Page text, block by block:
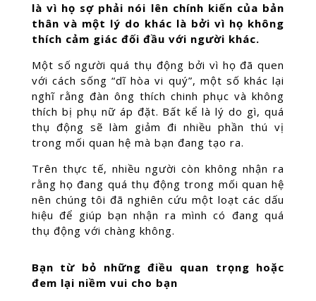
là vì họ sợ phải nói lên chính kiến của bản
thân và một lý do khác là bởi vì họ không
thích cảm giác đối đầu với người khác.
Một số người quá thụ động bởi vì họ đã quen
với cách sống “dĩ hòa vi quý”, một số khác lại
nghĩ rằng đàn ông thích chinh phục và không
thích bị phụ nữ áp đặt. Bất kể là lý do gì, quá
thụ động sẽ làm giảm đi nhiều phần thú vị
trong mối quan hệ mà bạn đang tạo ra.
Trên thực tế, nhiều người còn không nhận ra
rằng họ đang quá thụ động trong mối quan hệ
nên chúng tôi đã nghiên cứu một loạt các dấu
hiệu để giúp bạn nhận ra mình có đang quá
thụ động với chàng không.
Bạn từ bỏ những điều quan trọng hoặc
đem lại niềm vui cho bạn